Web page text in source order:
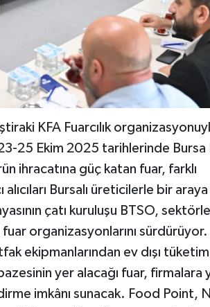
KFA Fuarcılık
25 Ekim 2025 tarihlerinde Bursa
ihracatına güç katan fuar, farklı
Bursalı üreticilerle bir araya
çatı kuruluşu BTSO,
organizasyonlarını sürdürüyor.
ekipmanlarından ev dışı tüketim
yer alacağı fuar, firmalara
imkânı sunacak. Food Point,